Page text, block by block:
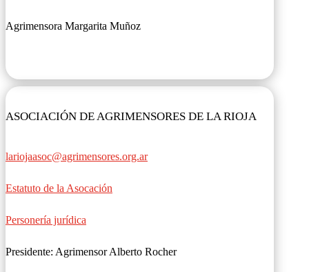
Agrimensora Margarita Muñoz
ASOCIACIÓN DE AGRIMENSORES DE LA RIOJA
lariojaasoc@agrimensores.org.ar
Estatuto de la Asocación
Personería jurídica
Presidente: Agrimensor Alberto Rocher